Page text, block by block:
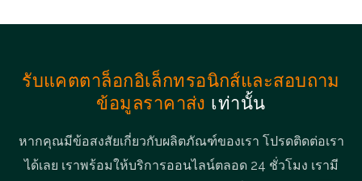
รับแคตตาล็อกอิเล็กทรอนิกส์และสอบถาม
ข้อมูลราคาส่ง เท่านั้น
หากคุณมีข้อสงสัยเกี่ยวกับผลิตภัณฑ์ของเรา โปรดติดต่อเรา
ได้เลย เราพร้อมให้บริการออนไลน์ตลอด 24 ชั่วโมง เรามี